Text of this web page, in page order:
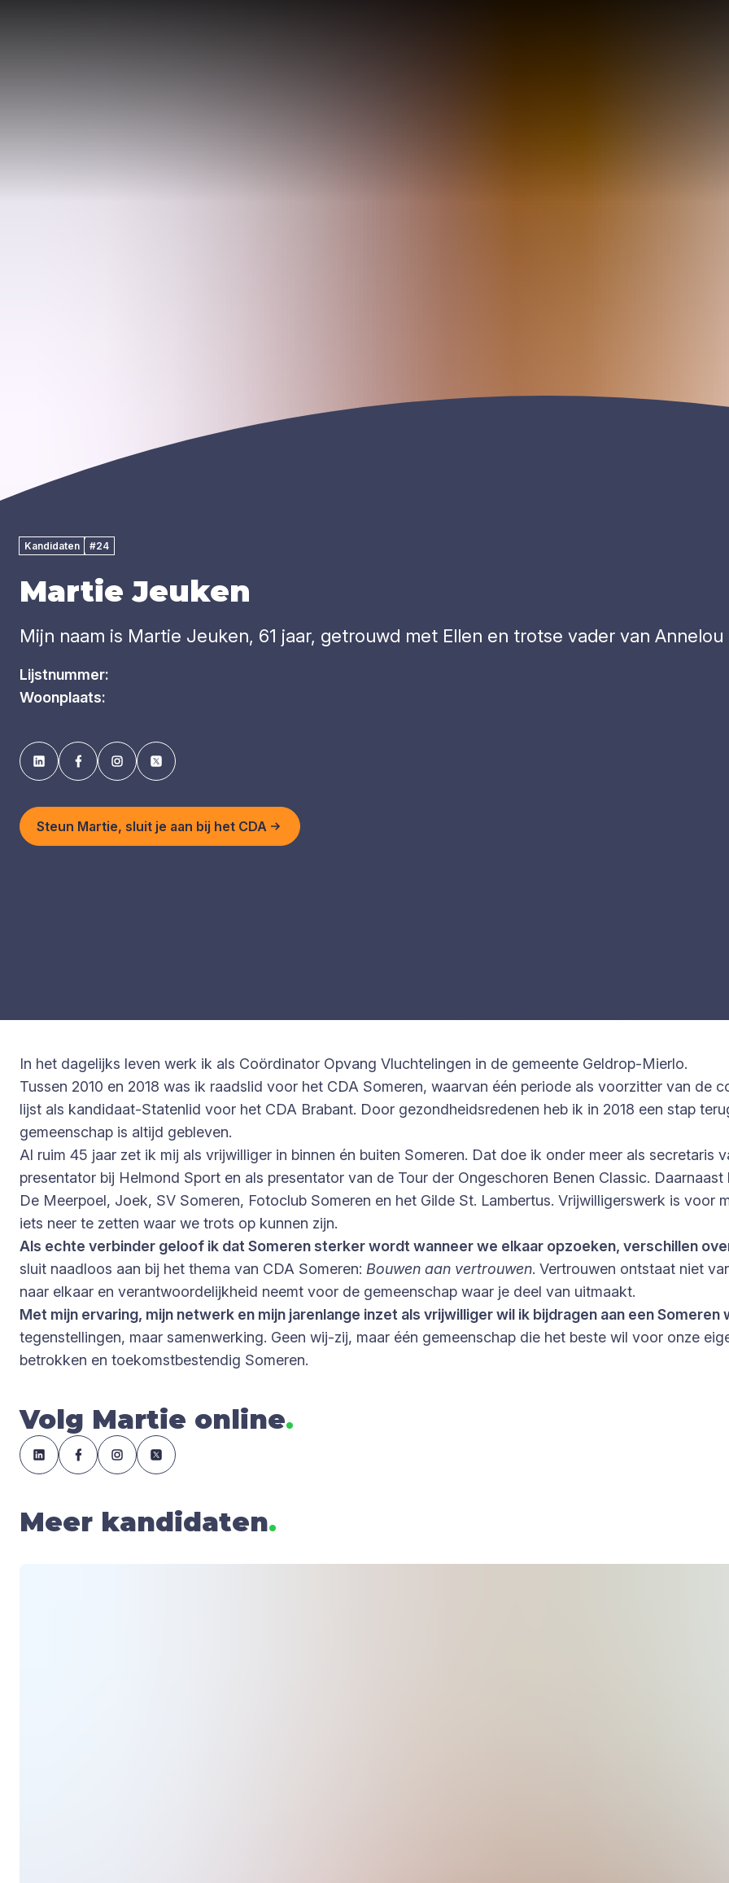
Kandidaten #24
Martie Jeuken
Mijn naam is Martie Jeuken, 61 jaar, getrouwd met Ellen en trotse vader van Annelou
Lijstnummer:
Woonplaats:
Steun Martie, sluit je aan bij het CDA
In het dagelijks leven werk ik als Coördinator Opvang Vluchtelingen in de gemeente Geldrop-Mierlo.
Tussen 2010 en 2018 was ik raadslid voor het CDA Someren, waarvan één periode als voorzitter van de
lijst als kandidaat-Statenlid voor het CDA Brabant. Door gezondheidsredenen heb ik in 2018 een stap
gemeenschap is altijd gebleven.
Al ruim 45 jaar zet ik mij als vrijwilliger in binnen én buiten Someren. Dat doe ik onder meer als secretaris
presentator bij Helmond Sport en als presentator van de Tour der Ongeschoren Benen Classic.
De Meerpoel, Joek, SV Someren, Fotoclub Someren en het Gilde St. Lambertus. Vrijwilligerswerk is voor
iets neer te zetten waar we trots op kunnen zijn.
Als echte verbinder geloof ik dat Someren sterker wordt wanneer we elkaar opzoeken, verschillen
sluit naadloos aan bij het thema van CDA Someren: Bouwen aan vertrouwen. Vertrouwen ontstaat niet
naar elkaar en verantwoordelijkheid neemt voor de gemeenschap waar je deel van uitmaakt.
Met mijn ervaring, mijn netwerk en mijn jarenlange inzet als vrijwilliger wil ik bijdragen aan een
tegenstellingen, maar samenwerking. Geen wij-zij, maar één gemeenschap die het beste wil voor onze
betrokken en toekomstbestendig Someren.
Volg Martie online.
Meer kandidaten.